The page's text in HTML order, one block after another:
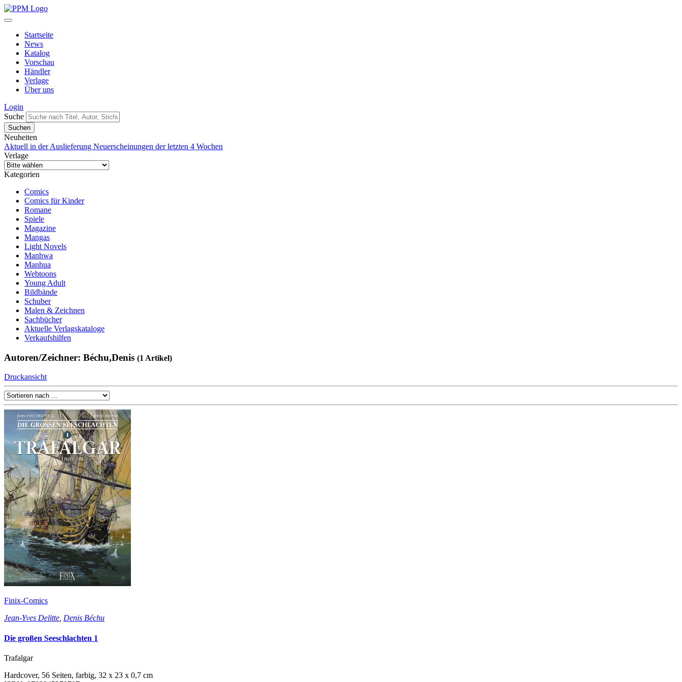
Startseite
News
Katalog
Vorschau
Händler
Verlage
Über uns
Login
Suche
Neuheiten
Aktuell in der Auslieferung Neuerscheinungen der letzten 4 Wochen
Verlage
Kategorien
Comics
Comics für Kinder
Romane
Spiele
Magazine
Mangas
Light Novels
Manhwa
Manhua
Webtoons
Young Adult
Bildbände
Schuber
Malen & Zeichnen
Sachbücher
Aktuelle Verlagskataloge
Verkaufshilfen
Autoren/Zeichner: Béchu,Denis (1 Artikel)
Druckansicht
Finix-Comics
Jean-Yves Delitte, Denis Béchu
Die großen Seeschlachten 1
Trafalgar
Hardcover, 56 Seiten, farbig, 32 x 23 x 0,7 cm